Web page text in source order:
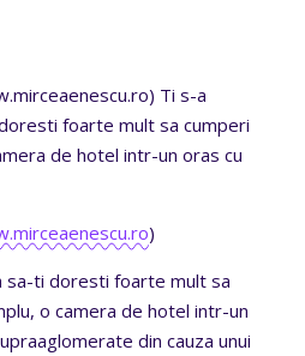
Ti s-a
foarte mult sa cumperi
de hotel intr-un oras cu
)
sa-ti doresti foarte mult sa
o camera de hotel intr-un
din cauza unui